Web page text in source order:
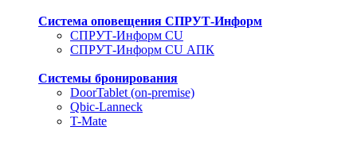
Система оповещения СПРУТ-Информ
СПРУТ-Информ CU
СПРУТ-Информ CU АПК
Системы бронирования
DoorTablet (on-premise)
Qbic-Lanneck
T-Mate